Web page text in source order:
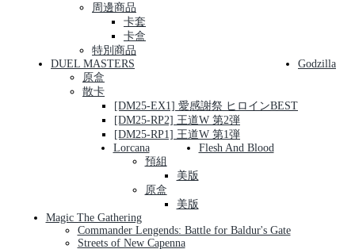
周邊商品
卡套
卡盒
特別商品
DUEL MASTERS
原盒
散卡
[DM25-EX1] 愛感謝祭 ヒロインBEST
[DM25-RP2] 王道W 第2弾
[DM25-RP1] 王道W 第1弾
Godzilla
Lorcana
預組
美版
原盒
美版
Flesh And Blood
Magic The Gathering
Commander Lengends: Battle for Baldur's Gate
Streets of New Capenna